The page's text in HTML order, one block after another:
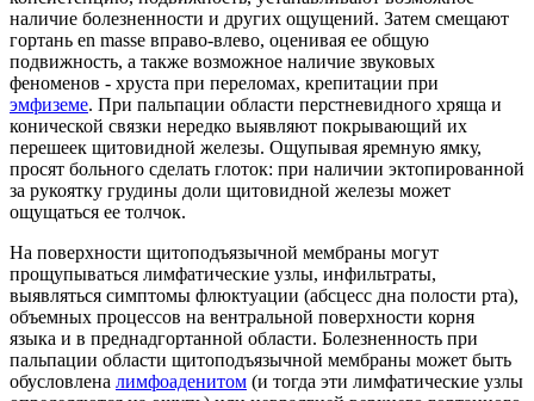
наличие болезненности и других ощущений. Затем смещают
гортань en masse вправо-влево, оценивая ее общую
подвижность, а также возможное наличие звуковых
феноменов - хруста при переломах, крепитации при
эмфиземе. При пальпации области перстневидного хряща и
конической связки нередко выявляют покрывающий их
перешеек щитовидной железы. Ощупывая яремную ямку,
просят больного сделать глоток: при наличии эктопированной
за рукоятку грудины доли щитовидной железы может
ощущаться ее толчок.
На поверхности щитоподъязычной мембраны могут
прощупываться лимфатические узлы, инфильтраты,
выявляться симптомы флюктуации (абсцесс дна полости рта),
объемных процессов на вентральной поверхности корня
языка и в преднадгортанной области. Болезненность при
пальпации области щитоподъязычной мембраны может быть
обусловлена лимфоаденитом (и тогда эти лимфатические узлы